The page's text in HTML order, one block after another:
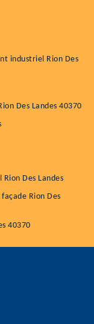
industriel Rion Des
Des Landes 40370
Des Landes
Rion Des
40370
sa
et facade
ET-GOURBY